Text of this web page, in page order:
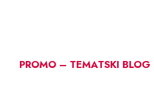
PROMO – TEMATSKI BLOG